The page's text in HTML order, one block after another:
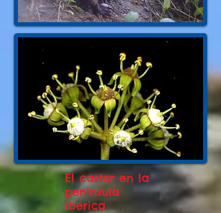
El castor en la
peninsula
ibérica